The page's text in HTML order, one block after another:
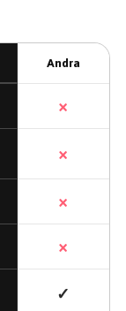
Andra
×
×
×
×
✓